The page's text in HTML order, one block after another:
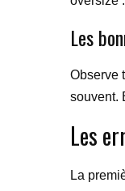
Les
Observe
souvent.
Les
La